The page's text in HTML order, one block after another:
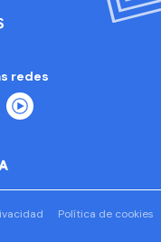
redes
Política de cookies